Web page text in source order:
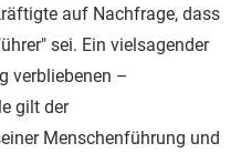
auf Nachfrage, dass
sei. Ein vielsagender
verbliebenen –
gilt der
Menschenführung und